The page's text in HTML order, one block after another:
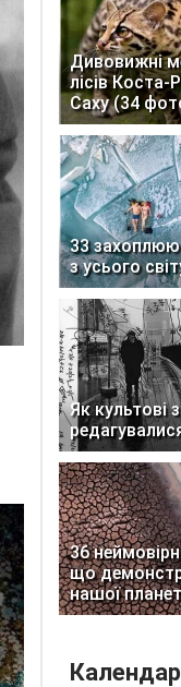
Дивовижні
лісів Коста-
Саху (34
33
з усього
Як культові
36
що
нашої
Календар